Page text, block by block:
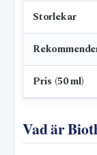
Storlekar
Pris (50 ml)
Vad är